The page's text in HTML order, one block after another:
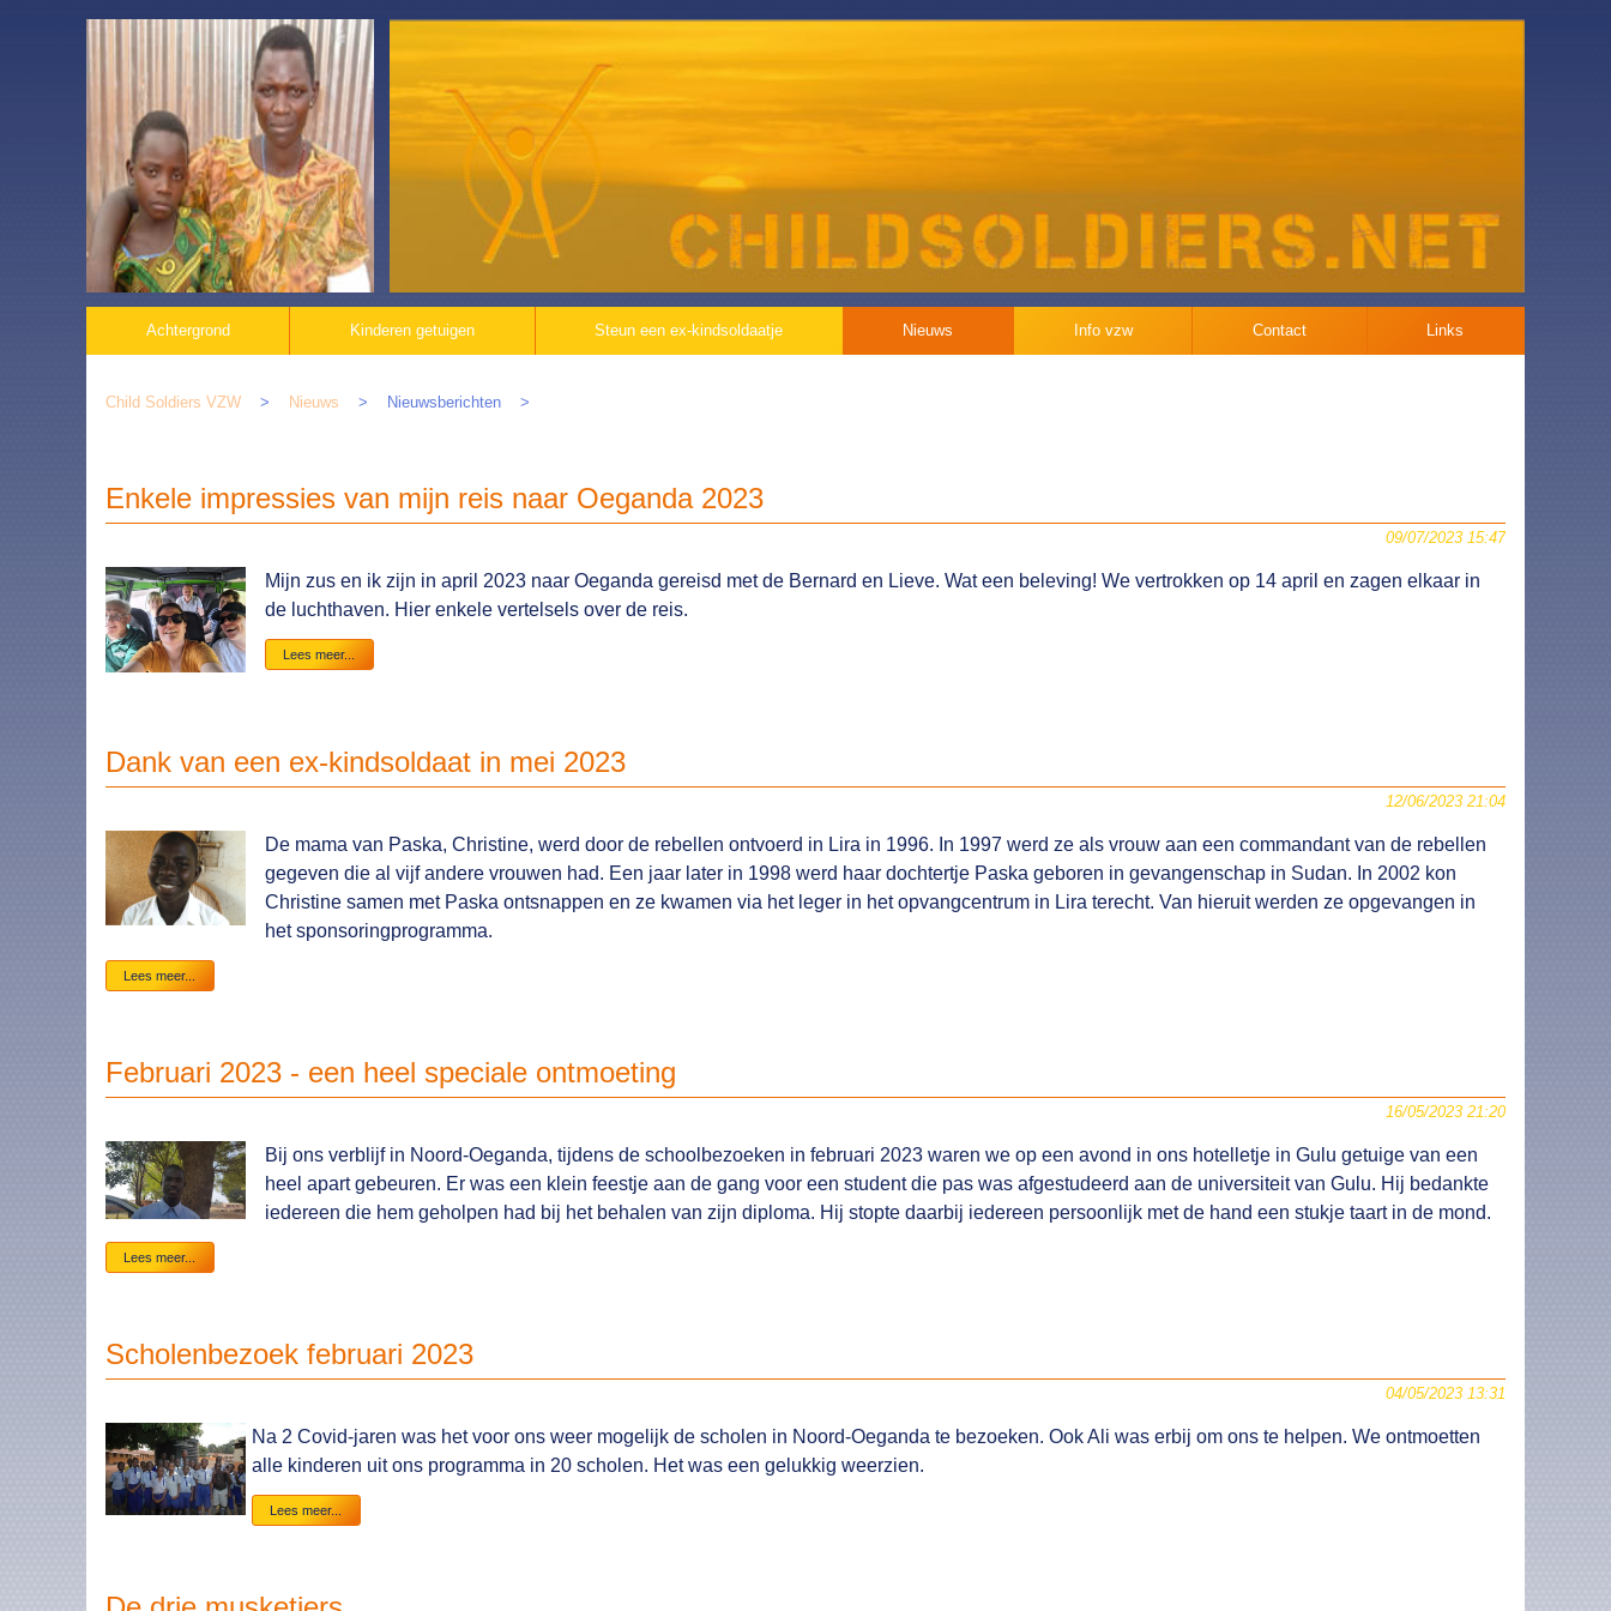
Navigatie
Achtergrond Kinderen getuigen Steun een ex-kindsoldaatje Nieuws Info vzw Contact Links
Child Soldiers VZW Nieuws Nieuwsberichten
Enkele impressies van mijn reis naar Oeganda 2023
09/07/2023 15:47
Mijn zus en ik zijn in april 2023 naar Oeganda gereisd met de Bernard en Lieve. Wat een beleving! We vertrokken op 14 april en zagen elkaar in
de luchthaven. Hier enkele vertelsels over de reis.
Lees meer...
impressies
naar
Oeganda
2023
Dank van een ex-kindsoldaat in mei 2023
12/06/2023 21:04
De mama van Paska, Christine, werd door de rebellen ontvoerd in Lira in 1996. In 1997 werd ze als vrouw aan een commandant van de rebellen
gegeven die al vijf andere vrouwen had. Een jaar later in 1998 werd haar dochtertje Paska geboren in gevangenschap in Sudan. In 2002 kon
Christine samen met Paska ontsnappen en ze kwamen via het leger in het opvangcentrum in Lira terecht. Van hieruit werden ze opgevangen in
het sponsoringprogramma.
Lees meer...
van
in
Februari 2023 - een heel speciale ontmoeting
16/05/2023 21:20
Bij ons verblijf in Noord-Oeganda, tijdens de schoolbezoeken in februari 2023 waren we op een avond in ons hotelletje in Gulu getuige van een
heel apart gebeuren. Er was een klein feestje aan de gang voor een student die pas was afgestudeerd aan de universiteit van Gulu. Hij bedankte
iedereen die hem geholpen had bij het behalen van zijn diploma. Hij stopte daarbij iedereen persoonlijk met de hand een stukje taart in de mond.
Lees meer...
2023
speciale
Scholenbezoek februari 2023
04/05/2023 13:31
Na 2 Covid-jaren was het voor ons weer mogelijk de scholen in Noord-Oeganda te bezoeken. Ook Ali was erbij om ons te helpen. We ontmoetten
alle kinderen uit ons programma in 20 scholen. Het was een gelukkig weerzien.
Lees meer...
februari